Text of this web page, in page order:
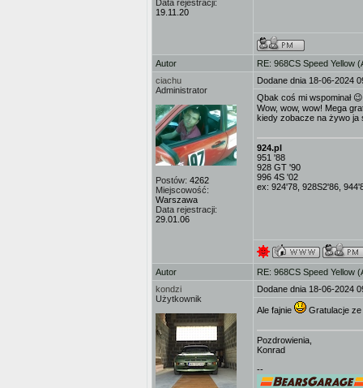
Data rejestracji:
19.11.20
Autor
RE: 968CS Speed Yellow
ciachu
Administrator
Postów: 4262
Miejscowość:
Warszawa
Data rejestracji:
29.01.06
Dodane dnia 18-06-2024
Qbak coś mi wspominał
Wow, wow, wow! Mega
kiedy zobacze na żywo ja
924.pl
951 '88
928 GT '90
996 4S '02
ex: 924'78, 928S2'86,
Autor
RE: 968CS Speed Yellow
kondzi
Użytkownik
Dodane dnia 18-06-2024
Ale fajnie Gratulacje ze
Pozdrowienia,
Konrad
--